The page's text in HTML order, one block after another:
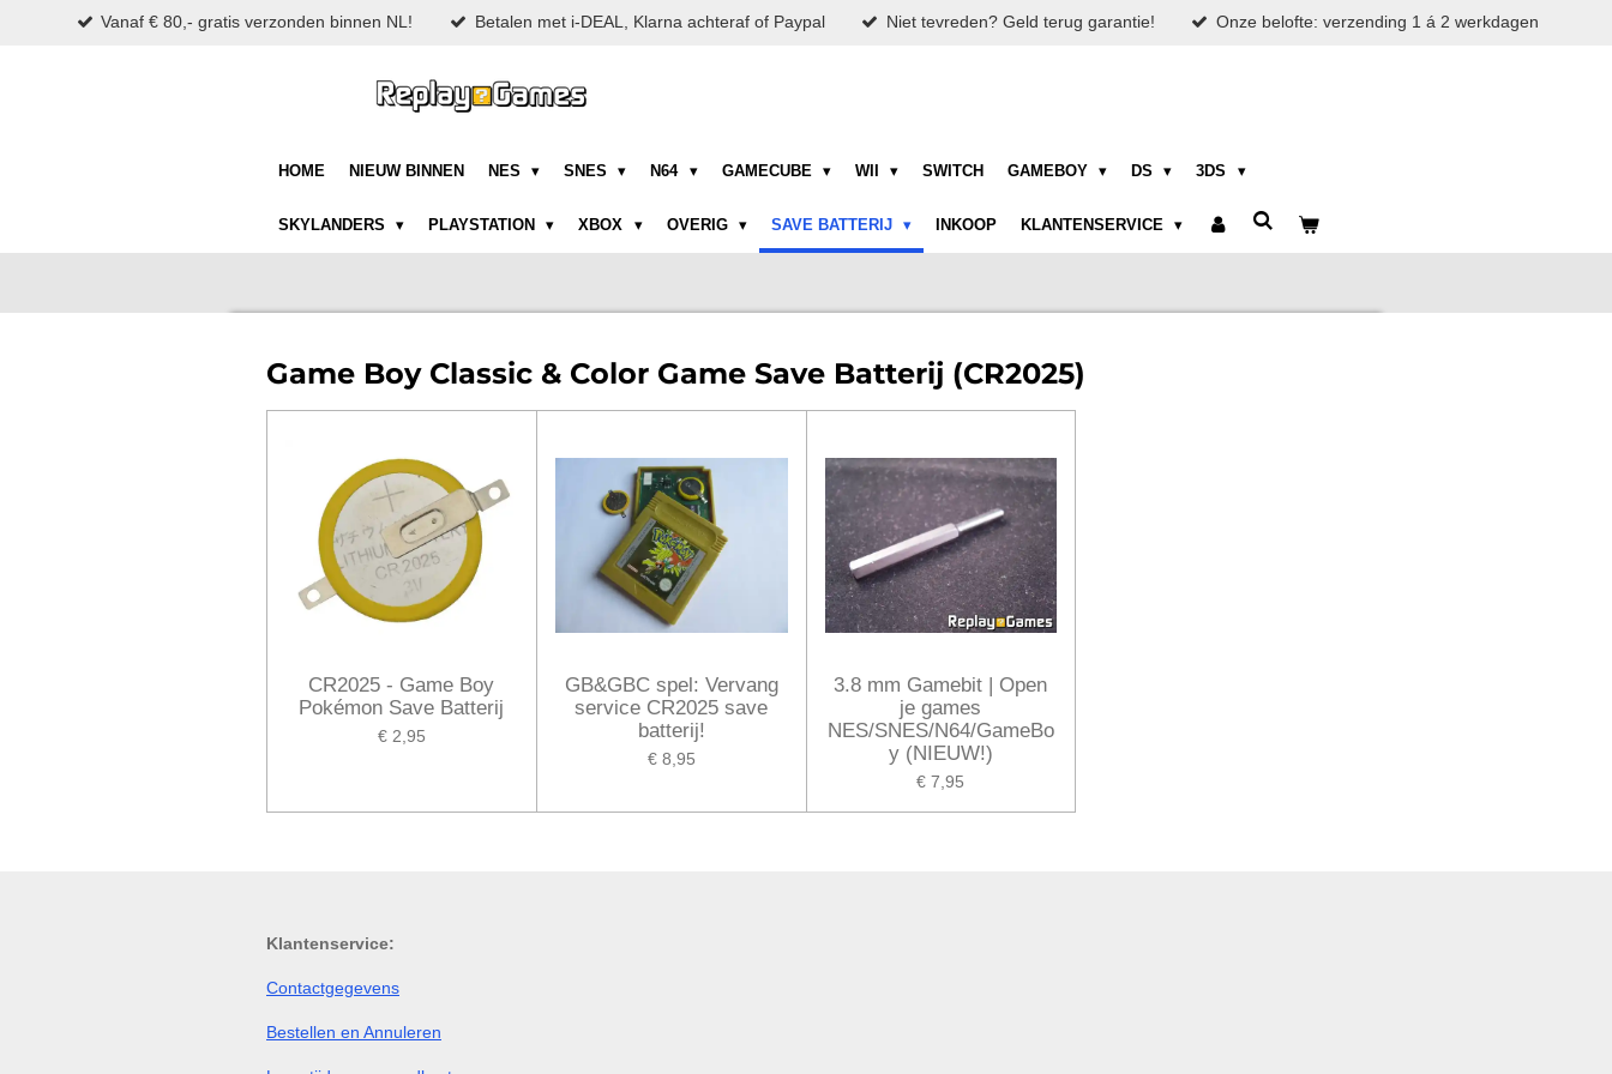
Vanaf € 80,- gratis verzonden binnen NL! Betalen met i-DEAL, Klarna achteraf of Paypal Niet tevreden? Geld terug garantie! Onze belofte: verzending 1 á 2 werkdagen
HOME NIEUW BINNEN NES SNES N64 GAMECUBE WII SWITCH GAMEBOY DS 3DS
SKYLANDERS PLAYSTATION XBOX OVERIG SAVE BATTERIJ INKOOP KLANTENSERVICE
Game Boy Classic & Color Game Save Batterij (CR2025)
CR2025 - Game Boy
Pokémon Save Batterij
€ 2,95
GB&GBC spel: Vervang
service CR2025 save
batterij!
€ 8,95
3.8 mm Gamebit | Open
je games
NES/SNES/N64/GameBo
y (NIEUW!)
€ 7,95
Klantenservice:
Contactgegevens
Bestellen en Annuleren